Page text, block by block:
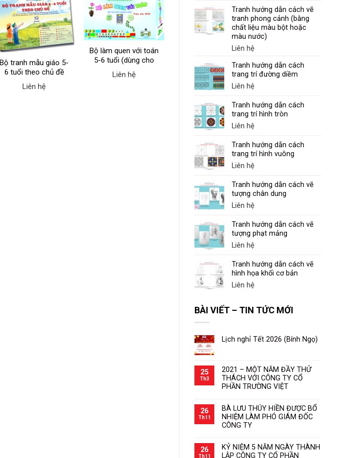
Tranh hướng dẫn cách vẽ
tranh phong cảnh (bằng
chất liệu màu bột hoặc
màu nước)
Liên hệ
Tranh hướng dẫn cách
trang trí đường diềm
Liên hệ
Tranh hướng dẫn cách
trang trí hình tròn
Liên hệ
Tranh hướng dẫn cách
trang trí hình vuông
Liên hệ
Tranh hướng dẫn cách vẽ
tượng chân dung
Liên hệ
Tranh hướng dẫn cách vẽ
tượng phạt mảng
Liên hệ
Tranh hướng dẫn cách vẽ
hình họa khối cơ bản
Liên hệ
BÀI VIẾT – TIN TỨC MỚI
Lịch nghỉ Tết 2026 (Bính Ngọ)
25
Th3
2021 – MỘT NĂM ĐẦY THỬ
THÁCH VỚI CÔNG TY CỔ
PHẦN TRƯỜNG VIỆT
26
Th11
BÀ LƯU THÚY HIỀN ĐƯỢC BỔ
NHIỆM LÀM PHÓ GIÁM ĐỐC
CÔNG TY
26
Th11
KỶ NIỆM 5 NĂM NGÀY THÀNH
LẬP CÔNG TY CỔ PHẦN
Bộ tranh mẫu giáo 5-
6 tuổi theo chủ đề
Liên hệ
Bộ làm quen với toán
5-6 tuổi (dùng cho
cô)
Liên hệ
Bộ tranh học toán
qua truyện kể
Liên hệ